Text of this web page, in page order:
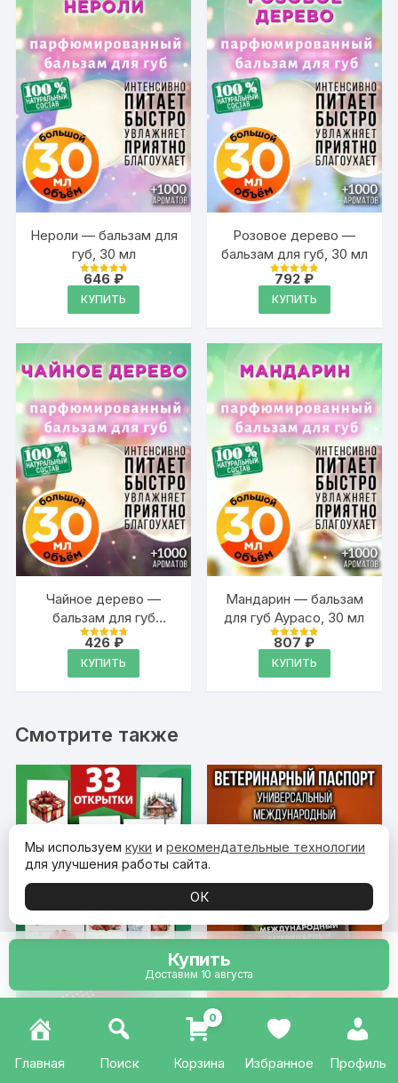
Нероли — бальзам для
губ, 30 мл
Оценка
из 5
646₽
КУПИТЬ
Розовое дерево —
бальзам для губ, 30 мл
Оценка
из 5
792₽
КУПИТЬ
Чайное дерево —
бальзам для губ
Аурасо, 30 мл
Оценка
из 5
426 ₽
КУПИТЬ
Мандарин — бальзам
для губ Аурасо, 30 мл
Оценка
из 5
807₽
КУПИТЬ
Смотрите также
Открытки для
Новый год, 33 шт.
828₽
Ветеринарный
международный
825 319 ₽Текущая
Главная Поиск
0
Корзина Избранное Профиль
Мы используем куки и рекомендательные технологии
для улучшения работы сайта.
ОК
Купить
Доставим 10 августа